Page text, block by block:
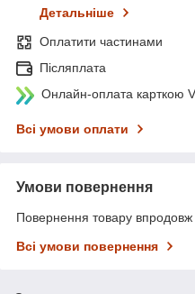
Детальніше
Оплатити частинами
Післяплата
Онлайн-оплата карткою
Всі умови оплати
Умови повернення
Повернення товару впродовж
Всі умови повернення